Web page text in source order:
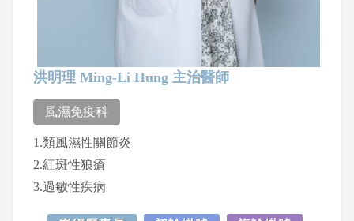
洪明理 Ming-Li Hung 主治醫師
風濕免疫科
1.類風濕性關節炎
2.紅斑性狼瘡
3.過敏性疾病